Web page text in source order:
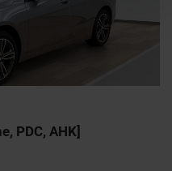
PDC, AHK]